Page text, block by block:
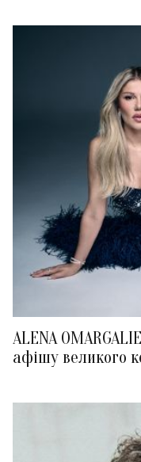
ALENA
афішу великого